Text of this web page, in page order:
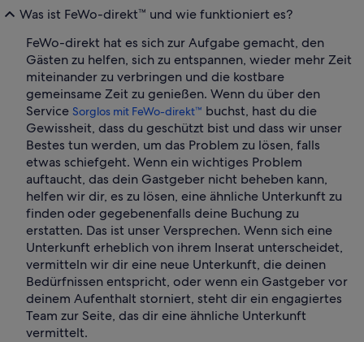
Was ist FeWo-direkt™ und wie funktioniert es?
FeWo-direkt hat es sich zur Aufgabe gemacht, den
Gästen zu helfen, sich zu entspannen, wieder mehr Zeit
miteinander zu verbringen und die kostbare
gemeinsame Zeit zu genießen. Wenn du über den
Service Sorglos mit FeWo-direkt™ buchst, hast du die
Gewissheit, dass du geschützt bist und dass wir unser
Bestes tun werden, um das Problem zu lösen, falls
etwas schiefgeht. Wenn ein wichtiges Problem
auftaucht, das dein Gastgeber nicht beheben kann,
helfen wir dir, es zu lösen, eine ähnliche Unterkunft zu
finden oder gegebenenfalls deine Buchung zu
erstatten. Das ist unser Versprechen. Wenn sich eine
Unterkunft erheblich von ihrem Inserat unterscheidet,
vermitteln wir dir eine neue Unterkunft, die deinen
Bedürfnissen entspricht, oder wenn ein Gastgeber vor
deinem Aufenthalt storniert, steht dir ein engagiertes
Team zur Seite, das dir eine ähnliche Unterkunft
vermittelt.